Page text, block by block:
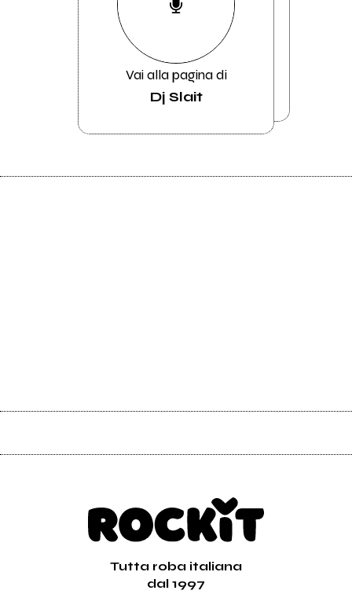
Vai alla pagina di
Dj Slait
Tutta roba italiana
dal 1997